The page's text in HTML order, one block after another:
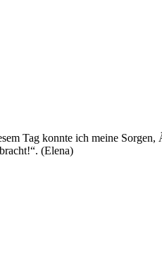
Tag konnte ich meine
(Elena)